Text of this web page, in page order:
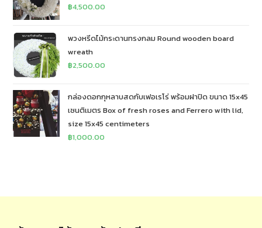
฿4,500.00
พวงหรีดไม้กระดานทรงกลม Round wooden board
wreath
฿2,500.00
กล่องดอกกุหลาบสดกับเฟอเรโร่ พร้อมฝาปิด ขนาด 15x45
เซนติเมตร Box of fresh roses and Ferrero with lid,
size 15x45 centimeters
฿1,000.00